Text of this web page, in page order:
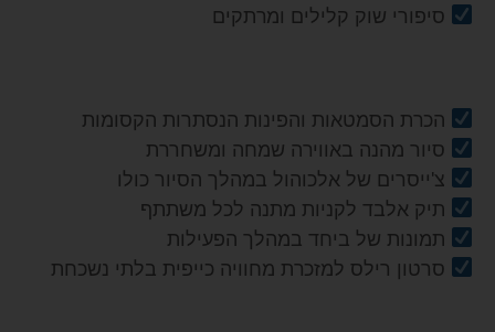
סיפורי שוק קלילים ומרתקים
הכרת הסמטאות והפינות הנסתרות הקסומות
סיור מהנה באווירה שמחה ומשחררת
צ'ייסרים של אלכוהול במהלך הסיור כולו
תיק אלבד לקניות מתנה לכל משתתף
תמונות של ביחד במהלך הפעילות
סרטון רילס למזכרת מחוויה כייפית בלתי נשכחת